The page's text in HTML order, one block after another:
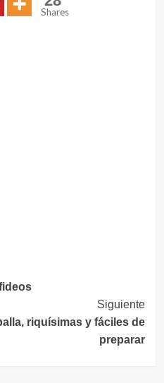
Shares
Siguiente
riquísimas y fáciles de
preparar